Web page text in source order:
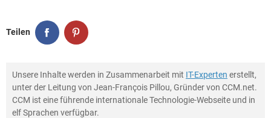
Teilen
Unsere Inhalte werden in Zusammenarbeit mit IT-Experten erstellt,
unter der Leitung von Jean-François Pillou, Gründer von CCM.net.
CCM ist eine führende internationale Technologie-Webseite und in
elf Sprachen verfügbar.